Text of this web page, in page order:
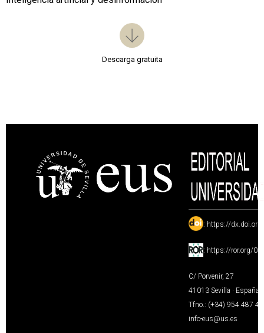
Descarga gratuita
: https://
: https://ror.org/
C/ Porvenir, 27
41013 Sevilla · España
Tfno.: (+34) 954 487
info-eus@us.es